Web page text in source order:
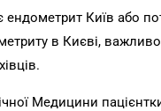
ендометрит Київ або
в Києві,
Медицини